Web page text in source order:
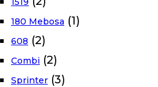
180 Mebosa (1)
608 (2)
Combi (2)
Sprinter (3)